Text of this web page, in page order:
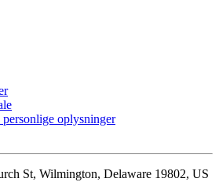
oplysninger
St, Wilmington, Delaware 19802, US